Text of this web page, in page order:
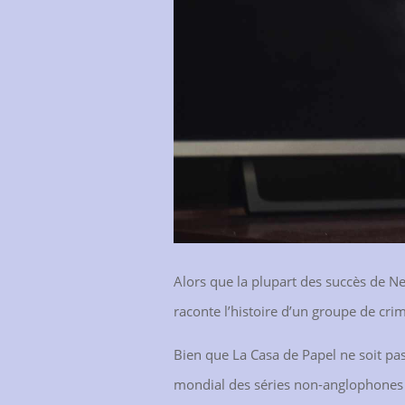
Alors que la plupart des succès de
raconte l’histoire d’un groupe de
Bien que La Casa de Papel ne soit
mondial des séries non-